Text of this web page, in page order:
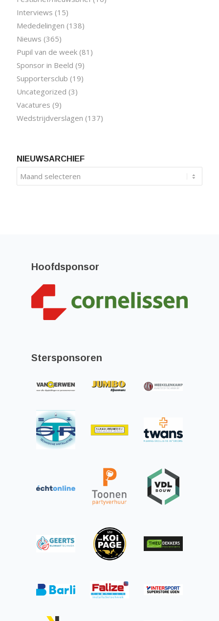
Interviews (15)
Mededelingen (138)
Nieuws (365)
Pupil van de week(81)
Sponsor in Beeld (9)
Supportersclub (19)
Uncategorized (3)
Vacatures (9)
Wedstrijdverslagen (137)
NIEUWSARCHIEF
Hoofdsponsor
Stersponsoren